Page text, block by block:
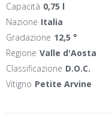
Capacità 0,75 l
Nazione Italia
Gradazione 12,5 °
Regione Valle d'Aosta
Classificazione D.O.C.
Vitigno Petite Arvine